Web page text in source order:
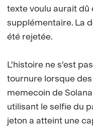
texte voulu aurait dû
supplémentaire. La
été rejetée.
L'histoire ne s'est
tournure lorsque
memecoin de
utilisant le selfie du
jeton a atteint une